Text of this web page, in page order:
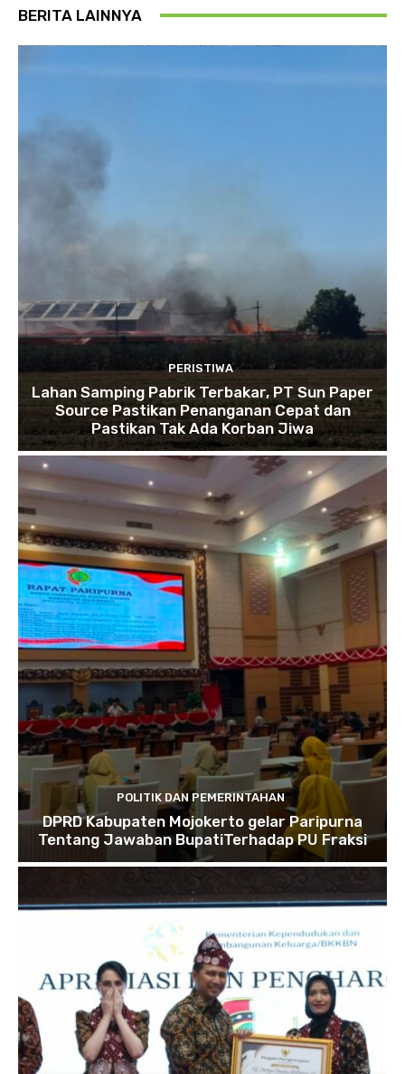
BERITA LAINNYA
PERISTIWA
Lahan Samping Pabrik Terbakar, PT Sun Paper
Source Pastikan Penanganan Cepat dan
Pastikan Tak Ada Korban Jiwa
POLITIK DAN PEMERINTAHAN
DPRD Kabupaten Mojokerto gelar Paripurna
Tentang Jawaban BupatiTerhadap PU Fraksi